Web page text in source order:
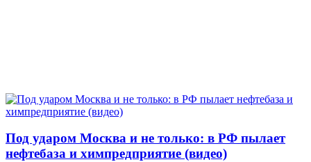
Под ударом Москва и не только: в РФ пылает
нефтебаза и химпредприятие (видео)